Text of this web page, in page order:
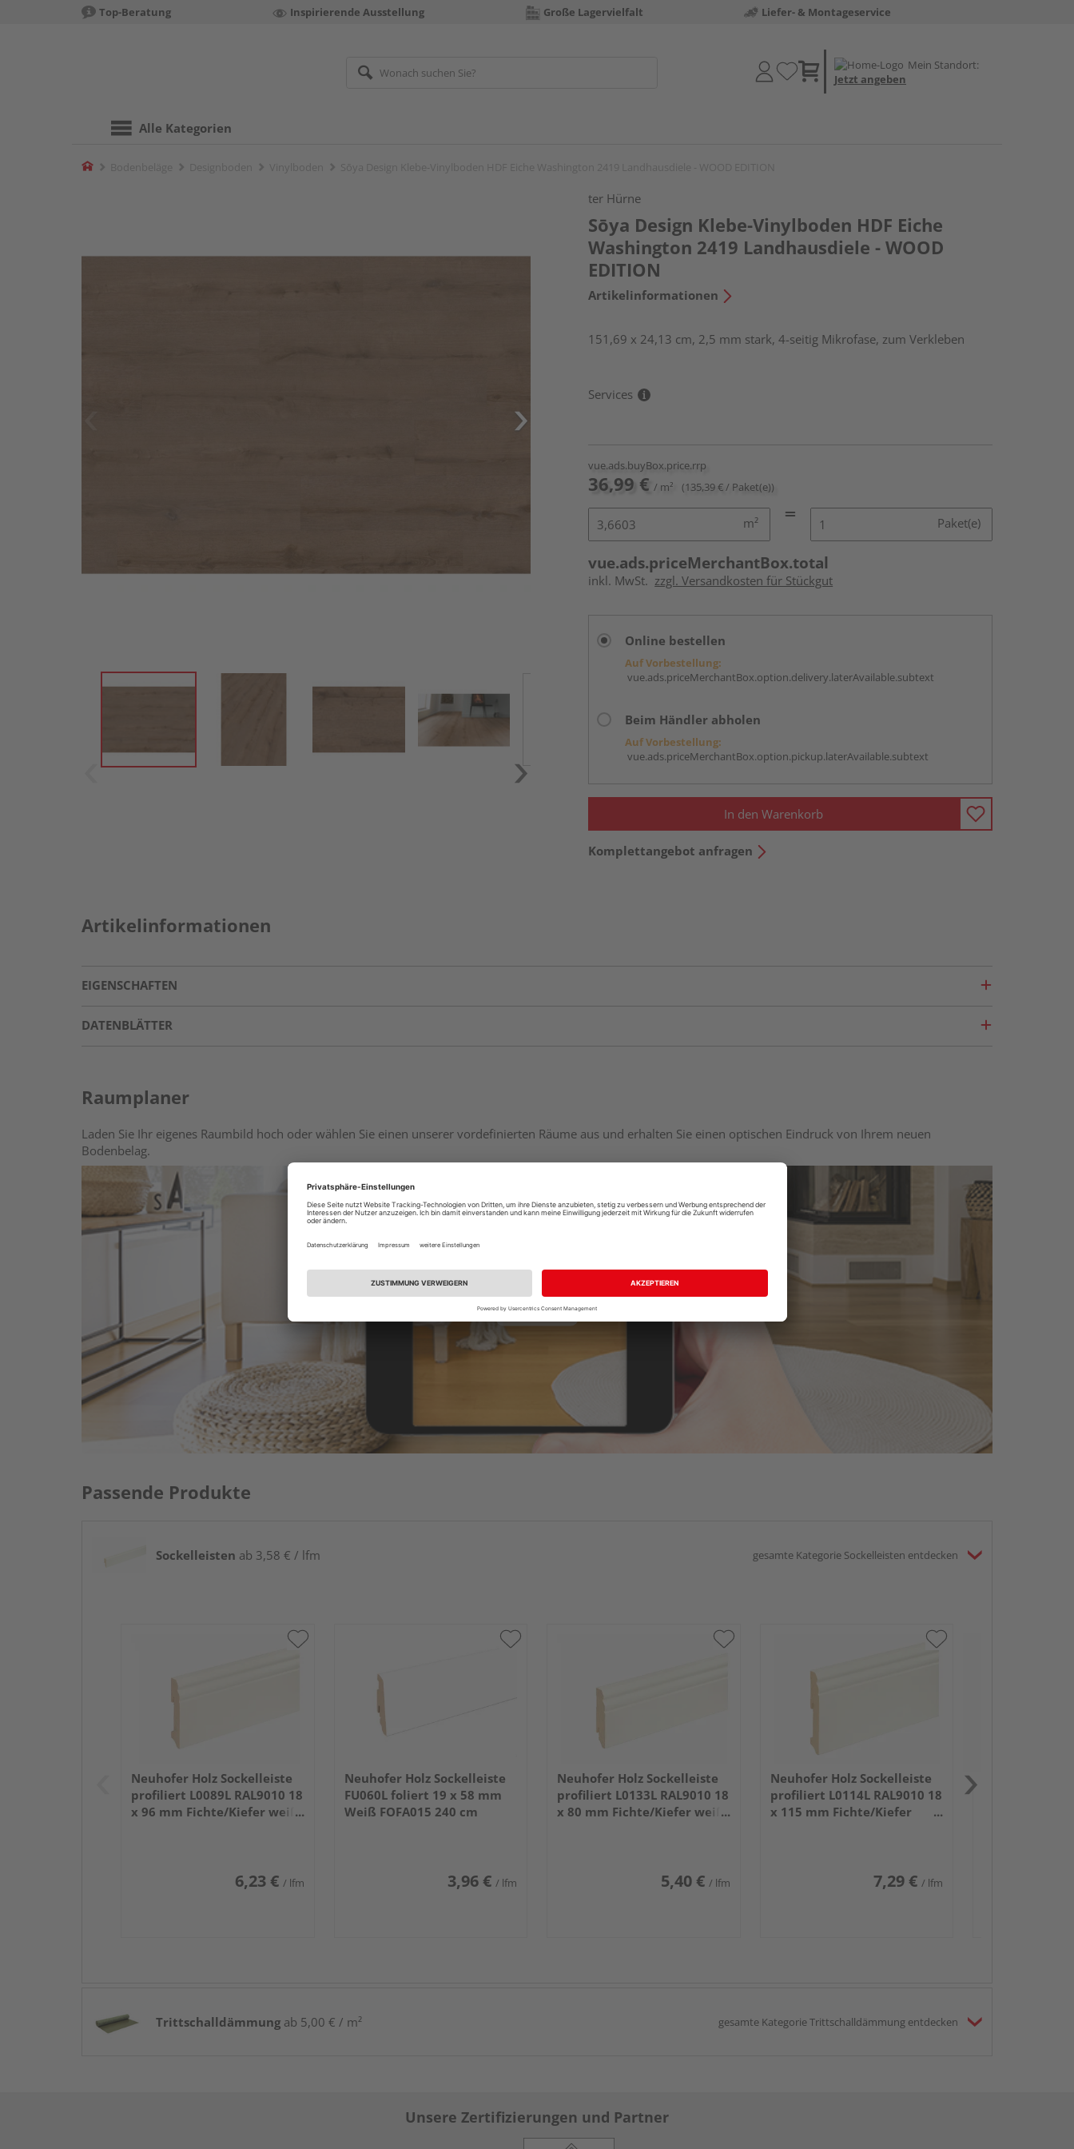
Top-Beratung Inspirierende Ausstellung Große Lagervielfalt Liefer- & Montageservice
Mein Standort:
Jetzt angeben
Alle Kategorien
Home
ter Hürne
Sōya Design Klebe-Vinylboden HDF Eiche
Washington 2419 Landhausdiele - WOOD
EDITION
Artikelinformationen
151,69 x 24,13 cm, 2,5 mm stark, 4-seitig Mikrofase, zum Verkleben
Services
vue.ads.buyBox.price.rrp
36,99 € / m² (135,39 € / Paket(e))
m² Paket(e)
vue.ads.priceMerchantBox.total
inkl. MwSt. zzgl. Versandkosten für Stückgut
Online bestellen
Auf Vorbestellung:
vue.ads.priceMerchantBox.option.delivery.laterAvailable.subtext
Beim Händler abholen
Auf Vorbestellung:
vue.ads.priceMerchantBox.option.pickup.laterAvailable.subtext
In den Warenkorb
Komplettangebot anfragen
Artikelinformationen
EIGENSCHAFTEN
DATENBLÄTTER
Raumplaner
Laden Sie Ihr eigenes Raumbild hoch oder wählen Sie einen unserer vordefinierten Räume aus und erhalten Sie einen optischen Eindruck von Ihrem neuen
Bodenbelag.
Raumplaner
Passende Produkte
Sockelleisten ab 3,58 € / lfm gesamte Kategorie Sockelleisten entdecken
Neuhofer Holz Sockelleiste
profiliert L0089L RAL9010 18
x 96 mm Fichte/Kiefer weiß
6,23 € / lfm
Neuhofer Holz Sockelleiste
FU060L foliert 19 x 58 mm
Weiß FOFA015 240 cm
3,96 € / lfm
Neuhofer Holz Sockelleiste
profiliert L0133L RAL9010 18
x 80 mm Fichte/Kiefer weiß
5,40 € / lfm
Neuhofer Holz Sockelleiste
profiliert L0114L RAL9010 18
x 115 mm Fichte/Kiefer
7,29 € / lfm
Trittschalldämmung ab 5,00 € / m² gesamte Kategorie Trittschalldämmung entdecken
Unsere Zertifizierungen und Partner